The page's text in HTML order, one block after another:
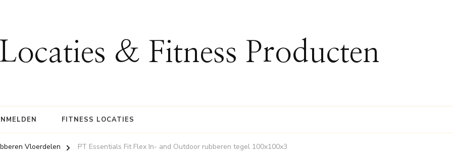
& Fitness Producten
FITNESS LOCATIES
Vloerdelen PT Essentials Fit Flex In- and Outdoor rubberen tegel 100x100x3